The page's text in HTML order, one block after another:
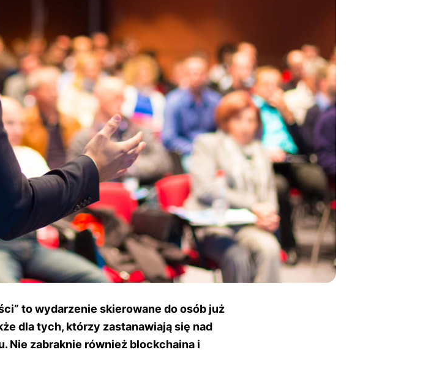
to wydarzenie skierowane do osób już
dla tych, którzy zastanawiają się nad
Nie zabraknie również blockchaina i